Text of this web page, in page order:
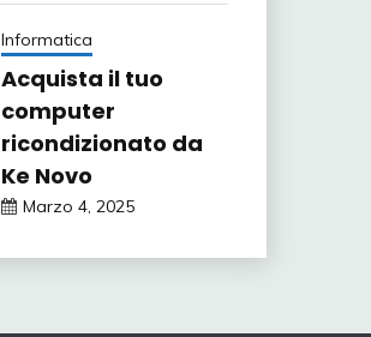
Informatica
Acquista il tuo
computer
ricondizionato da
Ke Novo
Marzo 4, 2025